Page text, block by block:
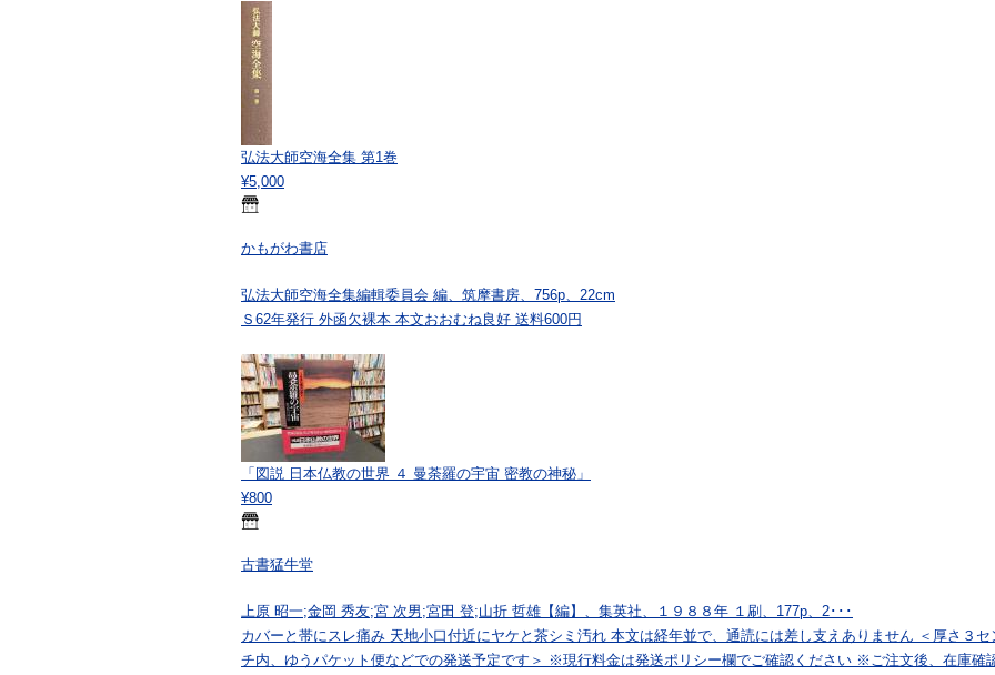
弘法大師空海全集 第1巻
¥5,000
かもがわ書店
弘法大師空海全集編輯委員会 編、筑摩書房、756p、22cm
Ｓ62年発行 外函欠裸本 本文おおむね良好 送料600円
「図説 日本仏教の世界 ４ 曼荼羅の宇宙 密教の神秘」
¥800
古書猛牛堂
上原 昭一;金岡 秀友;宮 次男;宮田 登;山折 哲雄【編】、集英社、１９８８年 １刷、177p、2･･･
カバーと帯にスレ痛み 天地小口付近にヤケと茶シミ汚れ 本文は経年並で、通読には差し支えありません ＜厚さ３セ
チ内、ゆうパケット便などでの発送予定です＞ ※現行料金は発送ポリシー欄でご確認ください ※ご注文後、在庫確